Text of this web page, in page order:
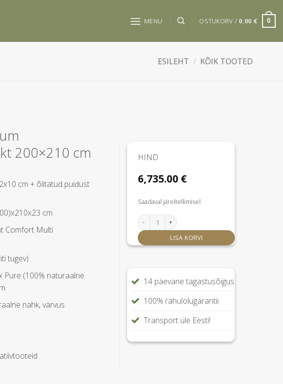
MENU OSTUKORV / 0.00 € 0
ESILEHT / KÕIK TOOTED
200×210 cm
cm + õlitatud puidust
cm
Comfort Multi
tugev)
Pure (100% naturaalne
nahk, värvus
HIND
6,735.00 €
Saadaval järeltellimisel
Fix-Box Medium voodikomplekt 200x210 cm
LISA KORVI
14 päevane tagastusõigus
100% rahulolugarantii
Transport üle Eesti!